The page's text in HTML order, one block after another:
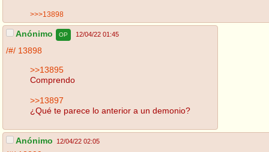
>>>13898
Anónimo OP 12/04/22 01:45
/#/ 13898
>>13895
Comprendo
>>13897
¿Qué te parece lo anterior a un demonio?
Anónimo 12/04/22 02:05